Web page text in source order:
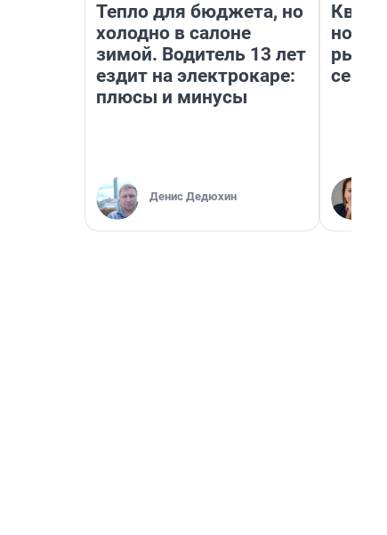
Тепло для бюджета, но
холодно в салоне
зимой. Водитель 13 лет
ездит на электрокаре:
плюсы и минусы
Денис Дедюхин
но